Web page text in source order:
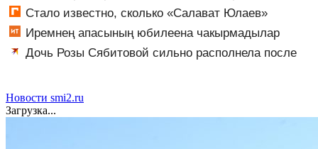
вестиСтало известно, сколько «Салават Юлаев»
получил от СКА в сделке по Бландиси
Иремнең апасының юбилеена чакырмадылар
Дочь Розы Сябитовой сильно располнела после
Новости smi2.ru
Загрузка...